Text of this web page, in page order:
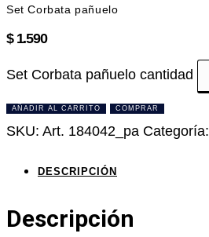
Set Corbata pañuelo
$1.590
Set Corbata pañuelo cantidad
AÑADIR AL CARRITO COMPRAR
SKU: Art. 184042_pa Categoría:
DESCRIPCIÓN
Descripción